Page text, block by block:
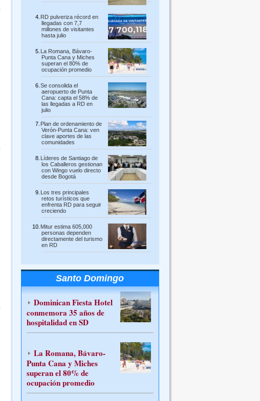
RD pulveriza récord en
llegadas con 7,7
millones de visitantes
hasta julio
La Romana, Bávaro-
Punta Cana y Miches
superan el 80% de
ocupación promedio
Se consolida el
aeropuerto de Punta
Cana: capta el 58% de
las llegadas a RD en
julio
Plan de ordenamiento de
Verón-Punta Cana: ven
clave aportes de las
comunidades
Líderes de Santiago de
los Caballeros gestionan
con Wingo vuelo directo
desde Bogotá
Los tres principales
retos turísticos que
enfrenta RD para seguir
creciendo
Mitur estima 605,000
personas dependen
directamente del turismo
en RD
Santo Domingo
Dominican Fiesta Hotel
conmemora 35 años de
hospitalidad en SD
La Romana, Bávaro-
Punta Cana y Miches
superan el 80% de
ocupación promedio